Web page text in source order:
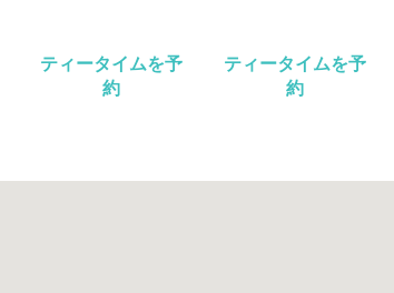
ティータイムを予
約
ティータイムを予
約